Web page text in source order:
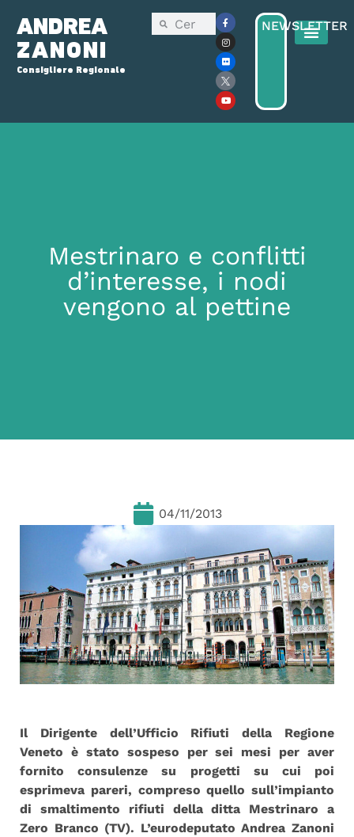
ANDREA
ZANONI
Consigliere Regionale
NEWSLETTER
Mestrinaro e conflitti
d’interesse, i nodi
vengono al pettine
04/11/2013
Il Dirigente dell’Ufficio Rifiuti della Regione
Veneto è stato sospeso per sei mesi per aver
fornito consulenze su progetti su cui poi
esprimeva pareri, compreso quello sull’impianto
di smaltimento rifiuti della ditta Mestrinaro a
Zero Branco (TV). L’eurodeputato Andrea Zanoni